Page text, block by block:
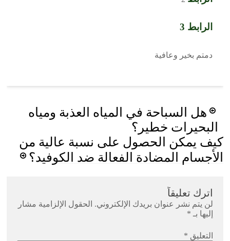
الرابط 3
دمتم بخير وعافية
Post
navigation
هل السباحة في المياه العذبة ومياه
البحيرات خطير؟
كيف يمكن الحصول على نسبة عالية من
الأجسام المضادة الفعالة ضد الكوفيد؟
اترك تعليقاً
لن يتم نشر عنوان بريدك الإلكتروني. الحقول الإلزامية مشار
إليها بـ *
التعليق *